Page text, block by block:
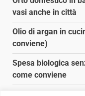
vasi anche in città
Olio di argan in
conviene)
Spesa biologica
come conviene